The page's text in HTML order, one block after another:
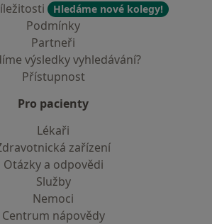
Hledáme nové kolegy!
Podmínky
Partneři
výsledky vyhledávání?
Přístupnost
Pro pacienty
Lékaři
zařízení
Otázky a odpovědi
Služby
Nemoci
Centrum nápovědy